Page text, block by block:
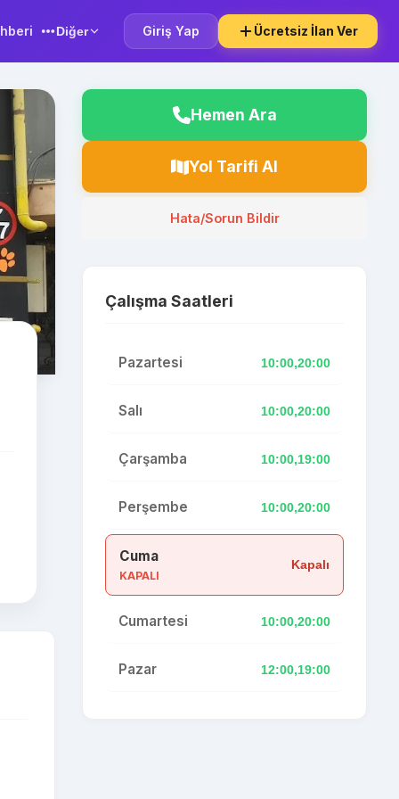
Diğer Giriş Yap Ücretsiz İlan Ver
Hemen Ara
Yol Tarifi Al
Hata/Sorun Bildir
Çalışma Saatleri
Pazartesi 10:00,20:00
Salı 10:00,20:00
Çarşamba 10:00,19:00
Perşembe 10:00,20:00
Cuma
KAPALI
Kapalı
Cumartesi 10:00,20:00
Pazar 12:00,19:00